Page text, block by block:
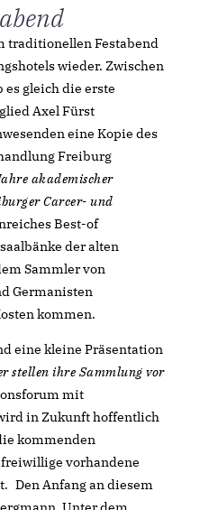
traditionellen Festabend
wieder. Zwischen
es gleich die erste
Axel Fürst
eine Kopie des
Freiburg
akademischer
Carcer- und
Best-of
der alten
Sammler von
Germanisten
kommen.
eine kleine Präsentation
stellen ihre Sammlung vor
mit
in Zukunft hoffentlich
kommenden
vorhandene
Den Anfang an diesem